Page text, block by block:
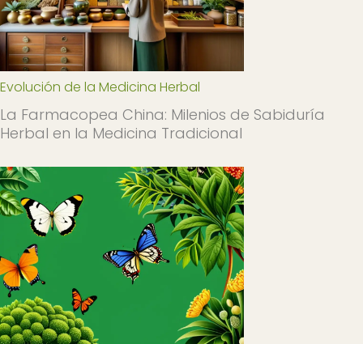
Evolución de la Medicina Herbal
La Farmacopea China: Milenios de Sabiduría
Herbal en la Medicina Tradicional